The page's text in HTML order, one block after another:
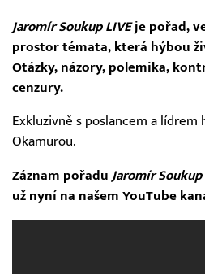
Jaromír Soukup LIVEje pořad,
prostor témata, která hýbou
Otázky, názory, polemika,
cenzury.
Exkluzivně s poslancem a lídrem
Okamurou.
Záznam pořadu Jaromír Soukup
už nyní na našem YouTube